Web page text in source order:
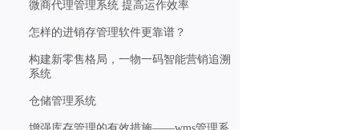
微商代理管理系统 提高运作效率
怎样的进销存管理软件更靠谱？
构建新零售格局，一物一码智能营销追溯
系统
仓储管理系统